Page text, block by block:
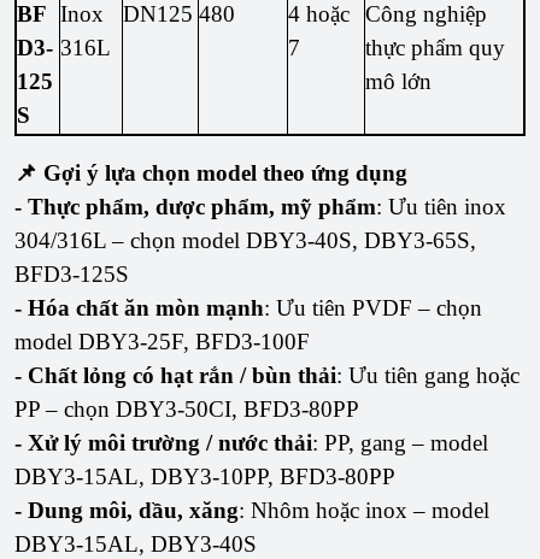
BF
D3-
125
S
Inox
316L
DN125 480
4 hoặc
7
Công nghiệp
thực phẩm quy
mô lớn
📌 Gợi ý lựa chọn model theo ứng dụng
- Thực phẩm, dược phẩm, mỹ phẩm: Ưu tiên inox
304/316L – chọn model DBY3-40S, DBY3-65S,
BFD3-125S
- Hóa chất ăn mòn mạnh: Ưu tiên PVDF – chọn
model DBY3-25F, BFD3-100F
- Chất lỏng có hạt rắn / bùn thải: Ưu tiên gang hoặc
PP – chọn DBY3-50CI, BFD3-80PP
- Xử lý môi trường / nước thải: PP, gang – model
DBY3-15AL, DBY3-10PP, BFD3-80PP
- Dung môi, dầu, xăng: Nhôm hoặc inox – model
DBY3-15AL, DBY3-40S